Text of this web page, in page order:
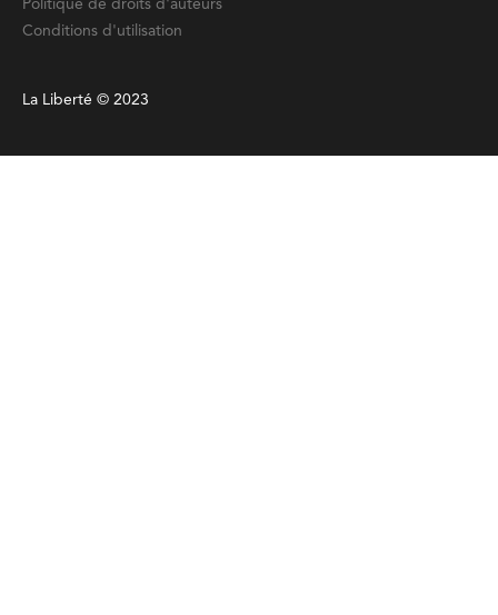
Politique de droits d'auteurs
Conditions d'utilisation
La Liberté © 2023